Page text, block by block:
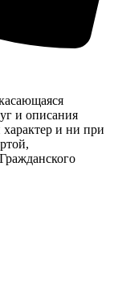
и описания
и ни при